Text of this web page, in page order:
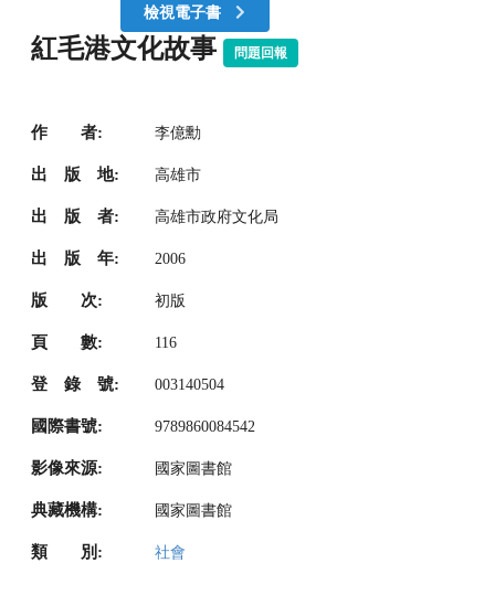
檢視電子書
紅毛港文化故事 問題回報
作 者: 李億勳
出 版 地: 高雄市
出 版 者: 高雄市政府文化局
出 版 年: 2006
版 次: 初版
頁 數: 116
登 錄 號: 003140504
國際書號: 9789860084542
影像來源: 國家圖書館
典藏機構: 國家圖書館
類 別: 社會